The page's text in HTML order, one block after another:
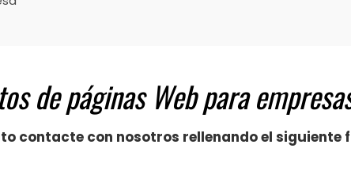
de páginas Web para
contacte con nosotros rellenando el siguiente